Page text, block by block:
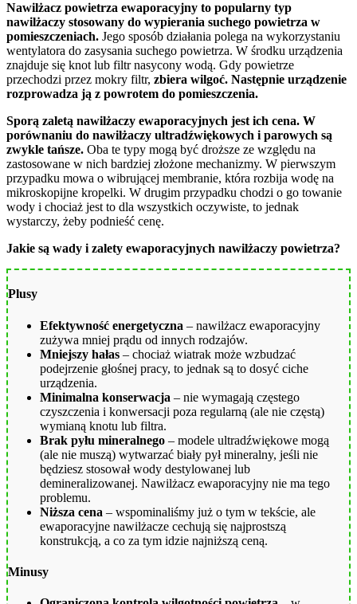
Nawilżacz powietrza ewaporacyjny to popularny typ
nawilżaczy stosowany do wypierania suchego powietrza w
pomieszczeniach. Jego sposób działania polega na wykorzystaniu
wentylatora do zasysania suchego powietrza. W środku urządzenia
znajduje się knot lub filtr nasycony wodą. Gdy powietrze
przechodzi przez mokry filtr, zbiera wilgoć. Następnie urządzenie
rozprowadza ją z powrotem do pomieszczenia.
Sporą zaletą nawilżaczy ewaporacyjnych jest ich cena. W
porównaniu do nawilżaczy ultradźwiękowych i parowych są
zwykle tańsze. Oba te typy mogą być droższe ze względu na
zastosowane w nich bardziej złożone mechanizmy. W pierwszym
przypadku mowa o wibrującej membranie, która rozbija wodę na
mikroskopijne kropelki. W drugim przypadku chodzi o go towanie
wody i chociaż jest to dla wszystkich oczywiste, to jednak
wystarczy, żeby podnieść cenę.
Jakie są wady i zalety ewaporacyjnych nawilżaczy powietrza?
Plusy
Efektywność energetyczna – nawilżacz ewaporacyjny
zużywa mniej prądu od innych rodzajów.
Mniejszy hałas – chociaż wiatrak może wzbudzać
podejrzenie głośnej pracy, to jednak są to dosyć ciche
urządzenia.
Minimalna konserwacja – nie wymagają częstego
czyszczenia i konwersacji poza regularną (ale nie częstą)
wymianą knotu lub filtra.
Brak pyłu mineralnego – modele ultradźwiękowe mogą
(ale nie muszą) wytwarzać biały pył mineralny, jeśli nie
będziesz stosował wody destylowanej lub
demineralizowanej. Nawilżacz ewaporacyjny nie ma tego
problemu.
Niższa cena – wspominaliśmy już o tym w tekście, ale
ewaporacyjne nawilżacze cechują się najprostszą
konstrukcją, a co za tym idzie najniższą ceną.
Minusy